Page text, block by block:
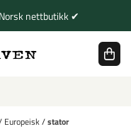
nettbutikk ✔
Europeisk/stator